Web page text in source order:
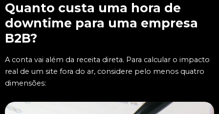
Quanto custa uma hora de
downtime para uma empresa
B2B?
A conta vai além da receita direta. Para calcular o impacto
real de um site fora do ar, considere pelo menos quatro
dimensões: